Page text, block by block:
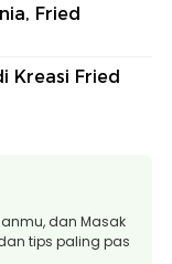
Fried
Kreasi Fried
dan Masak
tips paling pas